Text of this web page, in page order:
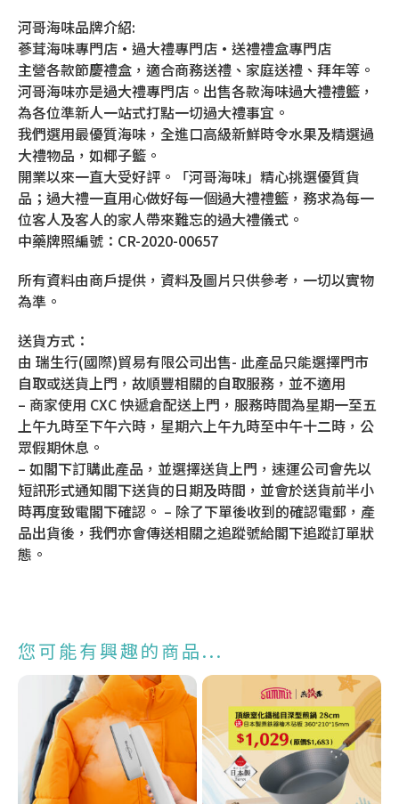
河哥海味品牌介紹:
蔘茸海味專門店•過大禮專門店•送禮禮盒專門店
主營各款節慶禮盒，適合商務送禮、家庭送禮、拜年等。
河哥海味亦是過大禮專門店。出售各款海味過大禮禮籃，
為各位準新人一站式打點一切過大禮事宜。
我們選用最優質海味，全進口高級新鮮時令水果及精選過
大禮物品，如椰子籃。
開業以來一直大受好評。「河哥海味」精心挑選優質貨
品；過大禮一直用心做好每一個過大禮禮籃，務求為每一
位客人及客人的家人帶來難忘的過大禮儀式。
中藥牌照編號：CR-2020-00657
所有資料由商戶提供，資料及圖片只供參考，一切以實物
為準。
送貨方式：
由 瑞生行(國際)貿易有限公司出售- 此產品只能選擇門市
自取或送貨上門，故順豐相關的自取服務，並不適用
– 商家使用 CXC 快遞倉配送上門，服務時間為星期一至五
上午九時至下午六時，星期六上午九時至中午十二時，公
眾假期休息。
– 如閣下訂購此產品，並選擇送貨上門，速運公司會先以
短訊形式通知閣下送貨的日期及時間，並會於送貨前半小
時再度致電閣下確認。 – 除了下單後收到的確認電郵，產
品出貨後，我們亦會傳送相關之追蹤號給閣下追蹤訂單狀
態。
您可能有興趣的商品...